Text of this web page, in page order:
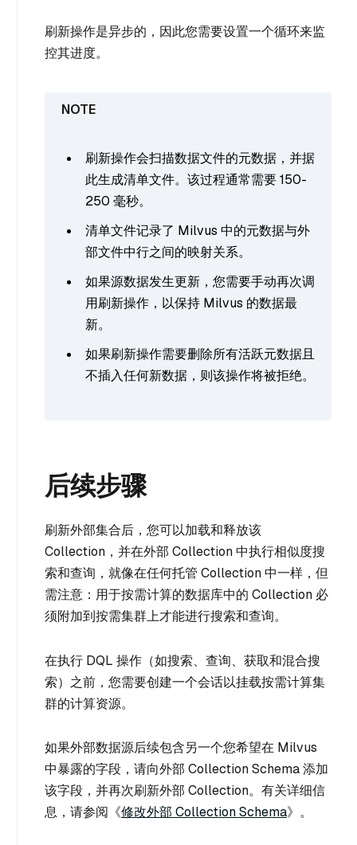
刷新操作是异步的，因此您需要设置一个循环来监
控其进度。
刷新操作会扫描数据文件的元数据，并据
此生成清单文件。该过程通常需要 150-
250 毫秒。
清单文件记录了 Milvus 中的元数据与外
部文件中行之间的映射关系。
如果源数据发生更新，您需要手动再次调
用刷新操作，以保持 Milvus 的数据最
新。
如果刷新操作需要删除所有活跃元数据且
不插入任何新数据，则该操作将被拒绝。
后续步骤
刷新外部集合后，您可以加载和释放该
Collection，并在外部 Collection 中执行相似度搜
索和查询，就像在任何托管 Collection 中一样，但
需注意：用于按需计算的数据库中的 Collection 必
须附加到按需集群上才能进行搜索和查询。
在执行 DQL 操作（如搜索、查询、获取和混合搜
索）之前，您需要创建一个会话以挂载按需计算集
群的计算资源。
如果外部数据源后续包含另一个您希望在 Milvus
中暴露的字段，请向外部 Collection Schema 添加
该字段，并再次刷新外部 Collection。有关详细信
息，请参阅《修改外部 Collection Schema》。